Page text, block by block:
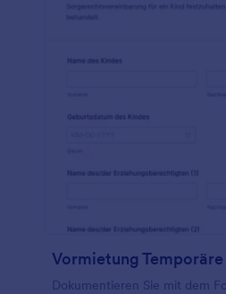
Vormietung
Dokumentieren Sie mit dem